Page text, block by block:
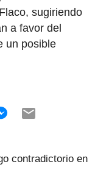
sugiriendo
a favor del
un posible
contradictorio en